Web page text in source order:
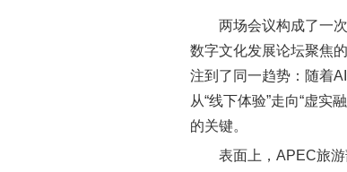
两场会议构成了一
数字文化发展论坛聚焦
注到了同一趋势：随着
从“线下体验”走向“虚实
的关键。
表面上，APEC旅